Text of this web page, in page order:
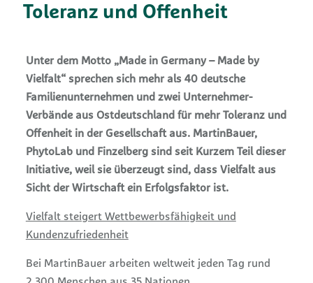
Toleranz und Offenheit
Unter dem Motto „Made in Germany – Made by
Vielfalt“ sprechen sich mehr als 40 deutsche
Familienunternehmen und zwei Unternehmer-
Verbände aus Ostdeutschland für mehr Toleranz und
Offenheit in der Gesellschaft aus. MartinBauer,
PhytoLab und Finzelberg sind seit Kurzem Teil dieser
Initiative, weil sie überzeugt sind, dass Vielfalt aus
Sicht der Wirtschaft ein Erfolgsfaktor ist.
Vielfalt steigert Wettbewerbsfähigkeit und
Kundenzufriedenheit
Bei MartinBauer arbeiten weltweit jeden Tag rund